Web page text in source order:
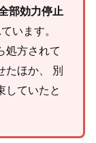
部効力停止
います。
処方されて
たほか、 別
していたと